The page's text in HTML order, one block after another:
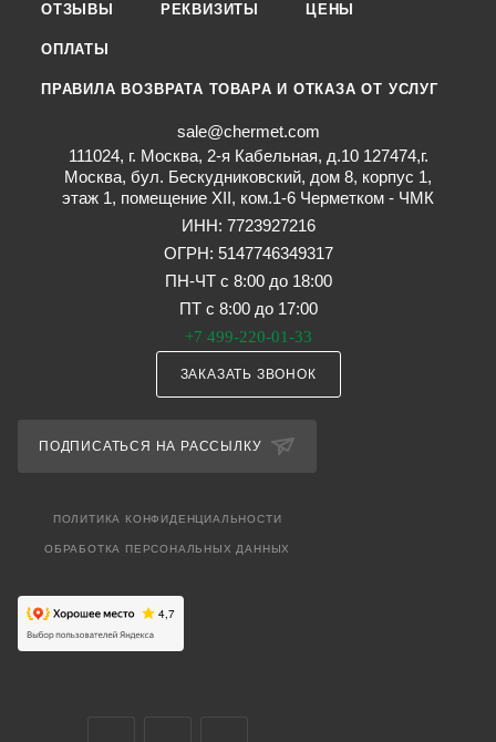
ОТЗЫВЫ РЕКВИЗИТЫ ЦЕНЫ
ОПЛАТЫ
ПРАВИЛА ВОЗВРАТА ТОВАРА И ОТКАЗА ОТ УСЛУГ
sale@chermet.com
111024, г. Москва, 2-я Кабельная, д.10 127474,г.
Москва, бул. Бескудниковский, дом 8, корпус 1,
этаж 1, помещение XII, ком.1-6 Черметком - ЧМК
ИНН: 7723927216
ОГРН: 5147746349317
ПН-ЧТ с 8:00 до 18:00
ПТ с 8:00 до 17:00
+7 499-220-01-33
ЗАКАЗАТЬ ЗВОНОК
ПОДПИСАТЬСЯ НА РАССЫЛКУ
ПОЛИТИКА КОНФИДЕНЦИАЛЬНОСТИ
ОБРАБОТКА ПЕРСОНАЛЬНЫХ ДАННЫХ